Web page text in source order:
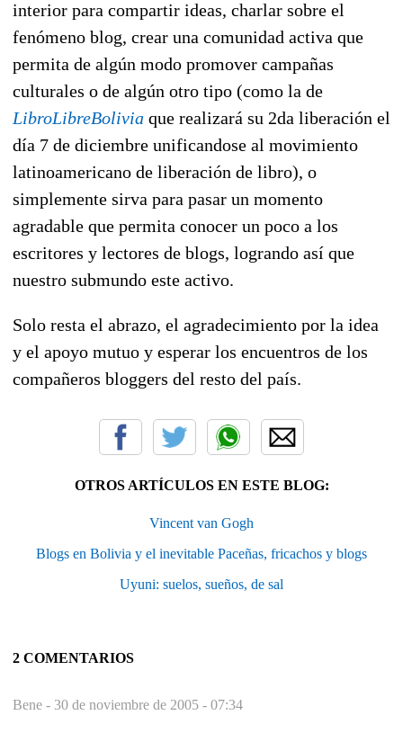
interior para compartir ideas, charlar sobre el
fenómeno blog, crear una comunidad activa que
permita de algún modo promover campañas
culturales o de algún otro tipo (como la de
LibroLibreBolivia que realizará su 2da liberación el
día 7 de diciembre unificandose al movimiento
latinoamericano de liberación de libro), o
simplemente sirva para pasar un momento
agradable que permita conocer un poco a los
escritores y lectores de blogs, logrando así que
nuestro submundo este activo.
Solo resta el abrazo, el agradecimiento por la idea
y el apoyo mutuo y esperar los encuentros de los
compañeros bloggers del resto del país.
OTROS ARTÍCULOS EN ESTE BLOG:
Vincent van Gogh
Blogs en Bolivia y el inevitable Paceñas, fricachos y blogs
Uyuni: suelos, sueños, de sal
2 COMENTARIOS
Bene - 30 de noviembre de 2005 - 07:34